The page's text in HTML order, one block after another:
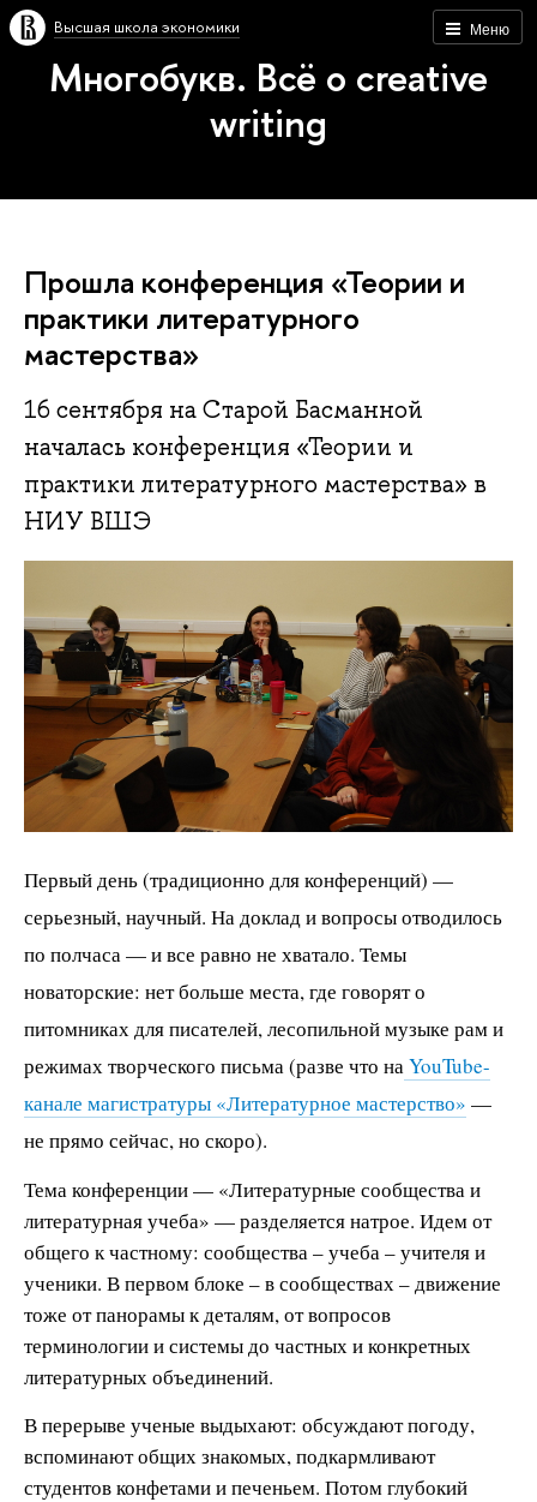
Меню
Высшая школа экономики
Многобукв. Всё о creative
writing
Прошла конференция «Теории и
практики литературного
мастерства»
16 сентября на Старой Басманной
началась конференция «Теории и
практики литературного мастерства» в
НИУ ВШЭ
Первый день (традиционно для конференций) —
серьезный, научный. На доклад и вопросы отводилось
по полчаса — и все равно не хватало. Темы
новаторские: нет больше места, где говорят о
питомниках для писателей, лесопильной музыке рам и
режимах творческого письма (разве что на YouTube-
канале магистратуры «Литературное мастерство» —
не прямо сейчас, но скоро).
Тема конференции — «Литературные сообщества и
литературная учеба» — разделяется натрое. Идем от
общего к частному: сообщества – учеба – учителя и
ученики. В первом блоке – в сообществах – движение
тоже от панорамы к деталям, от вопросов
терминологии и системы до частных и конкретных
литературных объединений.
В перерыве ученые выдыхают: обсуждают погоду,
вспоминают общих знакомых, подкармливают
студентов конфетами и печеньем. Потом глубокий